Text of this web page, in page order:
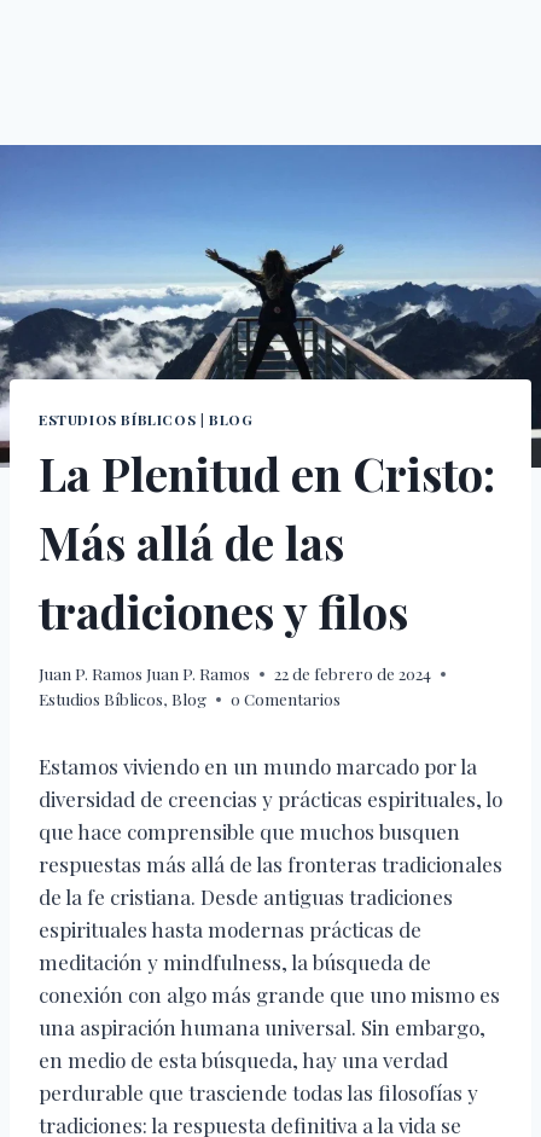
ESTUDIOS BÍBLICOS | BLOG
La Plenitud en Cristo:
Más allá de las
tradiciones y filos
Juan P. Ramos Juan P. Ramos
22 de febrero de 2024
Estudios Bíblicos, Blog 0 Comentarios
Estamos viviendo en un mundo marcado por la
diversidad de creencias y prácticas espirituales, lo
que hace comprensible que muchos busquen
respuestas más allá de las fronteras tradicionales
de la fe cristiana. Desde antiguas tradiciones
espirituales hasta modernas prácticas de
meditación y mindfulness, la búsqueda de
conexión con algo más grande que uno mismo es
una aspiración humana universal. Sin embargo,
en medio de esta búsqueda, hay una verdad
perdurable que trasciende todas las filosofías y
tradiciones: la respuesta definitiva a la vida se